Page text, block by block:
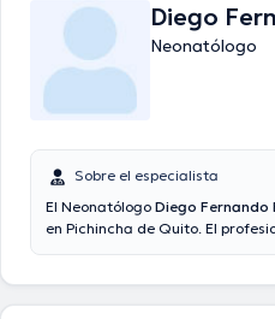
Diego
Neonatólogo
Sobre el especialista
El Neonatólogo Diego Fernando
en Pichincha de Quito. El